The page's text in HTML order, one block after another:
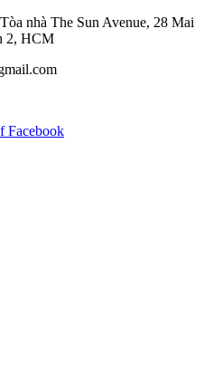
nhà The Sun Avenue, 28 Mai
2, HCM